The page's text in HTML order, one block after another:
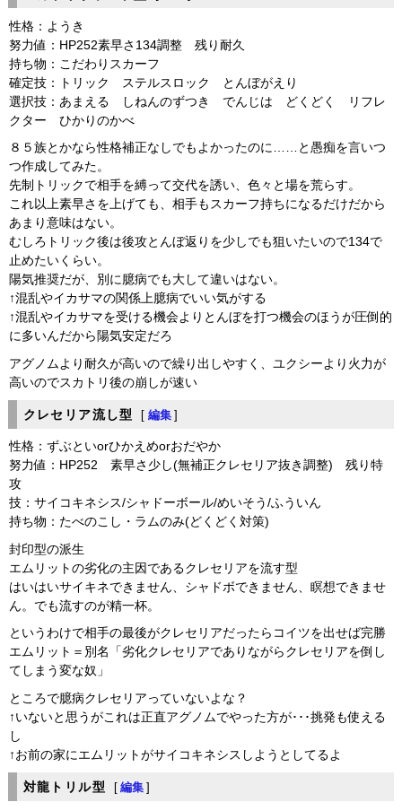
性格：ようき
努力値：HP252素早さ134調整 残り耐久
持ち物：こだわりスカーフ
確定技：トリック ステルスロック とんぼがえり
選択技：あまえる しねんのずつき でんじは どくどく リフレ
クター ひかりのかべ
８５族とかなら性格補正なしでもよかったのに……と愚痴を言いつ
つ作成してみた。
先制トリックで相手を縛って交代を誘い、色々と場を荒らす。
これ以上素早さを上げても、相手もスカーフ持ちになるだけだから
あまり意味はない。
むしろトリック後は後攻とんぼ返りを少しでも狙いたいので134で
止めたいくらい。
陽気推奨だが、別に臆病でも大して違いはない。
↑混乱やイカサマの関係上臆病でいい気がする
↑混乱やイカサマを受ける機会よりとんぼを打つ機会のほうが圧倒的
に多いんだから陽気安定だろ
アグノムより耐久が高いので繰り出しやすく、ユクシーより火力が
高いのでスカトリ後の崩しが速い
クレセリア流し型 [ 編集 ]
性格：ずぶといorひかえめorおだやか
努力値：HP252 素早さ少し(無補正クレセリア抜き調整) 残り特
攻
技：サイコキネシス/シャドーボール/めいそう/ふういん
持ち物：たべのこし・ラムのみ(どくどく対策)
封印型の派生
エムリットの劣化の主因であるクレセリアを流す型
はいはいサイキネできません、シャドボできません、瞑想できませ
ん。でも流すのが精一杯。
というわけで相手の最後がクレセリアだったらコイツを出せば完勝
エムリット＝別名「劣化クレセリアでありながらクレセリアを倒し
てしまう変な奴」
ところで臆病クレセリアっていないよな？
↑いないと思うがこれは正直アグノムでやった方が･･･挑発も使える
し
↑お前の家にエムリットがサイコキネシスしようとしてるよ
対龍トリル型 [ 編集 ]